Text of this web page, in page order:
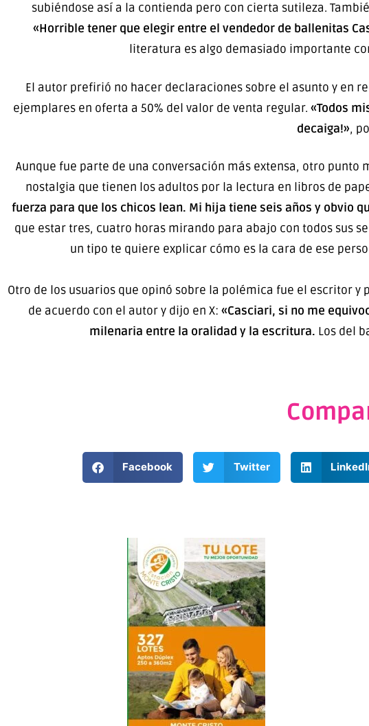
subiéndose así a la contienda pero con cierta sutileza.
«Horrible tener que elegir entre el vendedor de ballenitas
literatura es algo demasiado importante
El autor prefirió no hacer declaraciones sobre el asunto y en
ejemplares en oferta a 50% del valor de venta regular. «Todos
decaiga!»,
Aunque fue parte de una conversación más extensa, otro
nostalgia que tienen los adultos por la lectura en libros de
fuerza para que los chicos lean. Mi hija tiene seis años y obvio
que estar tres, cuatro horas mirando para abajo con todos sus
un tipo te quiere explicar cómo es la cara de ese
Otro de los usuarios que opinó sobre la polémica fue el escritor y
de acuerdo con el autor y dijo en X: «Casciari, si no me
milenaria entre la oralidad y la escritura. Los del
Facebook Twitter